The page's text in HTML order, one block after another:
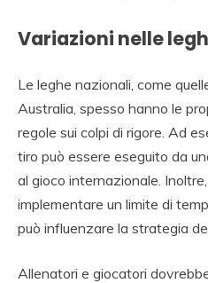
Variazioni nelle
Le leghe nazionali, come
Australia, spesso hanno le
regole sui colpi di rigore. Ad
tiro può essere eseguito da
al gioco internazionale.
implementare un limite di
può influenzare la strategia
Allenatori e giocatori